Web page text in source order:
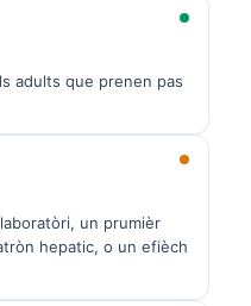
adults que prenen pas
un prumièr
hepatic, o un efièch